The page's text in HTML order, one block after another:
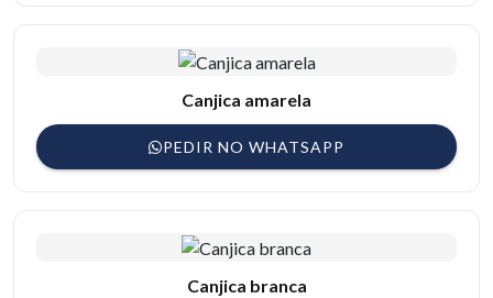
Canjica amarela
PEDIR NO WHATSAPP
Canjica branca